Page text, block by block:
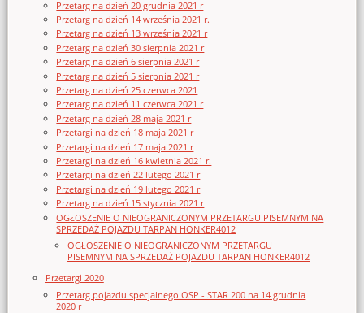
Przetarg na dzień 20 grudnia 2021 r
Przetarg na dzień 14 września 2021 r.
Przetarg na dzień 13 września 2021 r
Przetarg na dzień 30 sierpnia 2021 r
Przetarg na dzień 6 sierpnia 2021 r
Przetarg na dzień 5 sierpnia 2021 r
Przetarg na dzień 25 czerwca 2021
Przetarg na dzień 11 czerwca 2021 r
Przetarg na dzień 28 maja 2021 r
Przetargi na dzień 18 maja 2021 r
Przetargi na dzień 17 maja 2021 r
Przetargi na dzień 16 kwietnia 2021 r.
Przetargi na dzień 22 lutego 2021 r
Przetargi na dzień 19 lutego 2021 r
Przetarg na dzień 15 stycznia 2021 r
OGŁOSZENIE O NIEOGRANICZONYM PRZETARGU PISEMNYM NA
SPRZEDAŻ POJAZDU TARPAN HONKER4012
OGŁOSZENIE O NIEOGRANICZONYM PRZETARGU
PISEMNYM NA SPRZEDAŻ POJAZDU TARPAN HONKER4012
Przetargi 2020
Przetarg pojazdu specjalnego OSP - STAR 200 na 14 grudnia
2020 r